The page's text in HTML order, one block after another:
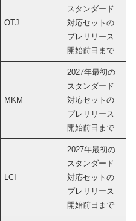
OTJ
スタンダード
対応セットの
プレリリース
開始前日まで
MKM
2027年最初の
スタンダード
対応セットの
プレリリース
開始前日まで
LCI
2027年最初の
スタンダード
対応セットの
プレリリース
開始前日まで